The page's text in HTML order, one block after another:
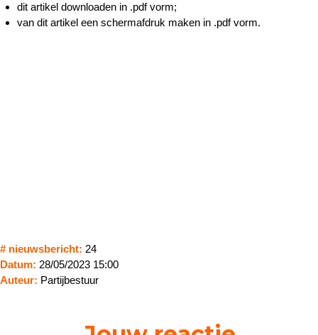
dit artikel downloaden in .pdf vorm;
van dit artikel een schermafdruk maken in .pdf vorm.
# nieuwsbericht: 24
Datum: 28/05/2023 15:00
Auteur: Partijbestuur